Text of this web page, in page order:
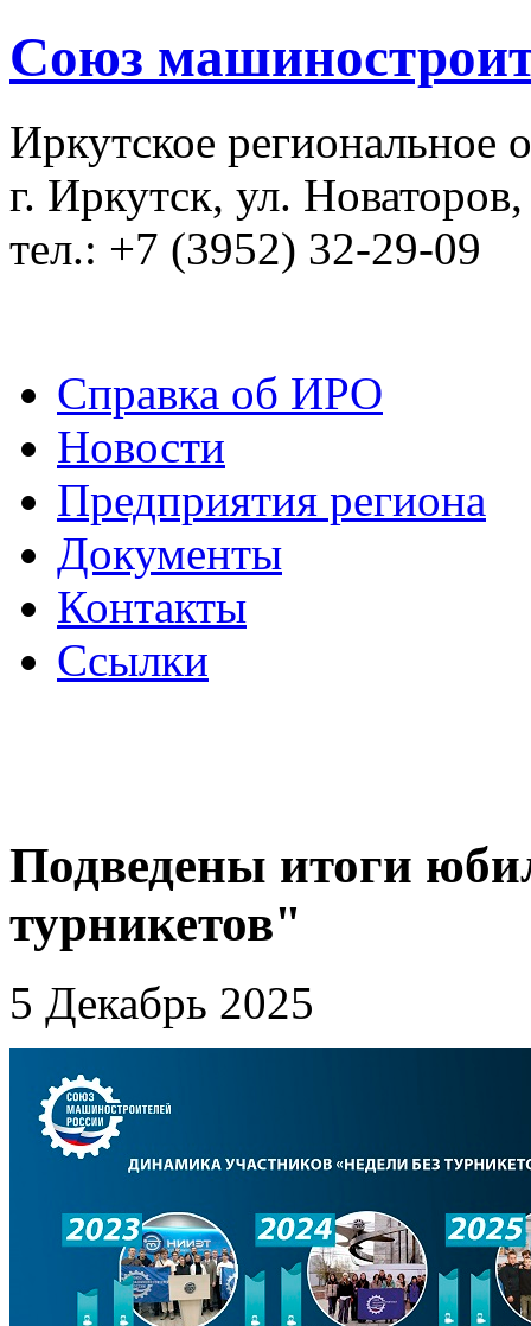
Союз
Иркутское региональное
г. Иркутск, ул.
тел.: +7 (3952) 32-29-09
Справка об ИРО
Новости
Предприятия региона
Документы
Контакты
Ссылки
Подведены итоги
турникетов"
5 Декабрь 2025